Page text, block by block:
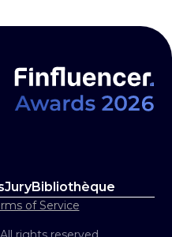
JuryBibliothèque
of Service